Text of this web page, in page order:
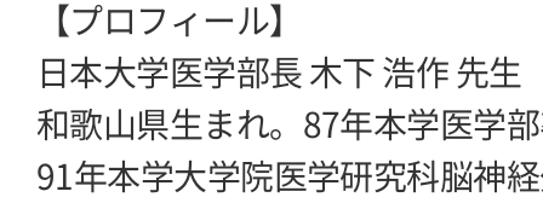
【プロフィール】
日本大学医学部長 木下 浩作 先生
和歌山県生まれ。87年本学医学
91年本学大学院医学研究科脳神